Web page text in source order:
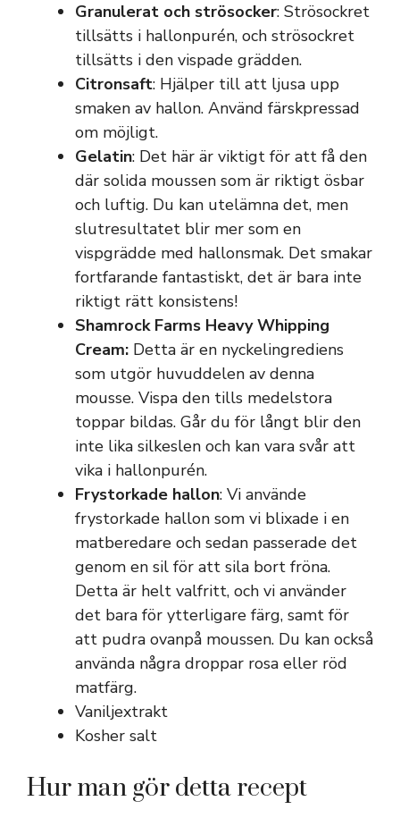
Granulerat och strösocker: Strösockret
tillsätts i hallonpurén, och strösockret
tillsätts i den vispade grädden.
Citronsaft: Hjälper till att ljusa upp
smaken av hallon. Använd färskpressad
om möjligt.
Gelatin: Det här är viktigt för att få den
där solida moussen som är riktigt ösbar
och luftig. Du kan utelämna det, men
slutresultatet blir mer som en
vispgrädde med hallonsmak. Det smakar
fortfarande fantastiskt, det är bara inte
riktigt rätt konsistens!
Shamrock Farms Heavy Whipping
Cream: Detta är en nyckelingrediens
som utgör huvuddelen av denna
mousse. Vispa den tills medelstora
toppar bildas. Går du för långt blir den
inte lika silkeslen och kan vara svår att
vika i hallonpurén.
Frystorkade hallon: Vi använde
frystorkade hallon som vi blixade i en
matberedare och sedan passerade det
genom en sil för att sila bort fröna.
Detta är helt valfritt, och vi använder
det bara för ytterligare färg, samt för
att pudra ovanpå moussen. Du kan också
använda några droppar rosa eller röd
matfärg.
Vaniljextrakt
Kosher salt
Hur man gör detta recept